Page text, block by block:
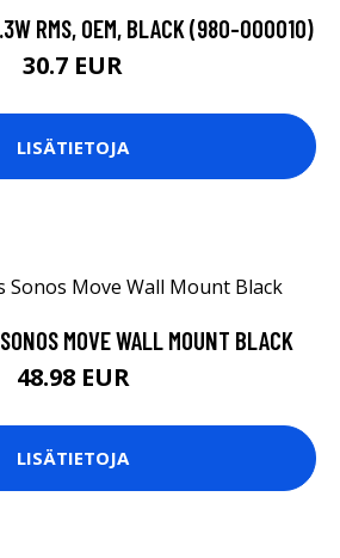
RMS, OEM, BLACK (980-000010)
30.7 EUR
LISÄTIETOJA
MOVE WALL MOUNT BLACK
48.98 EUR
LISÄTIETOJA